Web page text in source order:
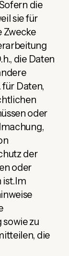
die
sie für
Zwecke
die Daten
für Daten,
oder
der
oder
ist.Im
zu
die